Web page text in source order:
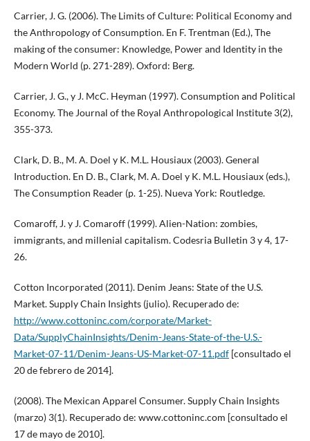
Carrier, J. G. (2006). The Limits of Culture: Political Economy and
the Anthropology of Consumption. En F. Trentman (Ed.), The
making of the consumer: Knowledge, Power and Identity in the
Modern World (p. 271-289). Oxford: Berg.
Carrier, J. G., y J. McC. Heyman (1997). Consumption and Political
Economy. The Journal of the Royal Anthropological Institute 3(2),
355-373.
Clark, D. B., M. A. Doel y K. M.L. Housiaux (2003). General
Introduction. En D. B., Clark, M. A. Doel y K. M.L. Housiaux (eds.),
The Consumption Reader (p. 1-25). Nueva York: Routledge.
Comaroff, J. y J. Comaroff (1999). Alien-Nation: zombies,
immigrants, and millenial capitalism. Codesria Bulletin 3 y 4, 17-
26.
Cotton Incorporated (2011). Denim Jeans: State of the U.S.
Market. Supply Chain Insights (julio). Recuperado de:
http://www.cottoninc.com/corporate/Market-
Data/SupplyChainInsights/Denim-Jeans-State-of-the-U.S.-
Market-07-11/Denim-Jeans-US-Market-07-11.pdf[consultado el
20 de febrero de 2014].
(2008). The Mexican Apparel Consumer. Supply Chain Insights
(marzo) 3(1). Recuperado de: www.cottoninc.com [consultado el
17 de mayo de 2010].